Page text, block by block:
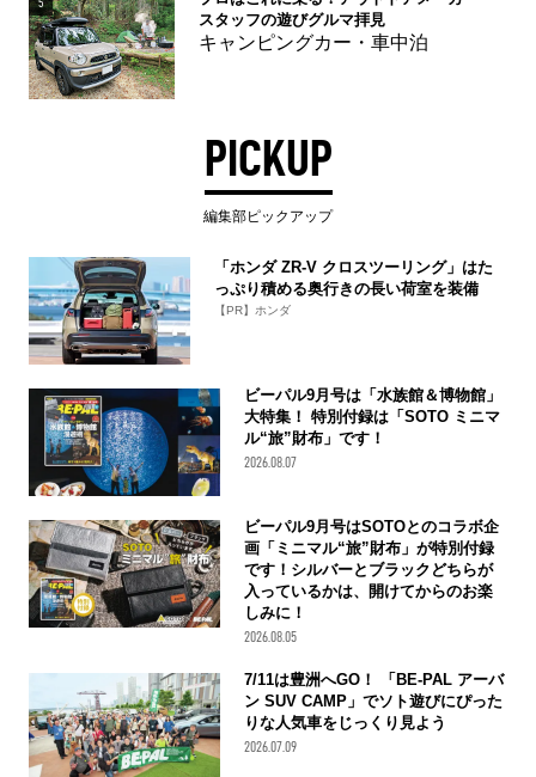
5
スタッフの遊びグルマ拝見
キャンピングカー・車中泊
PICKUP
編集部ピックアップ
「ホンダ ZR-V クロスツーリング」はた
っぷり積める奥行きの長い荷室を装備
【PR】ホンダ
ビーパル9月号は「水族館＆博物館」
大特集！ 特別付録は「SOTO ミニマ
ル“旅”財布」です！
2026.08.07
ビーパル9月号はSOTOとのコラボ企
画「ミニマル“旅”財布」が特別付録
です！シルバーとブラックどちらが
入っているかは、開けてからのお楽
しみに！
2026.08.05
7/11は豊洲へGO！ 「BE-PAL アーバ
ン SUV CAMP」でソト遊びにぴった
りな人気車をじっくり見よう
2026.07.09